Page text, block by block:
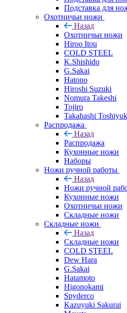
Подставка для
Охотничьи ножи
Назад
Охотничьи ножи
Hiroo Itou
COLD STEEL
K.Shishido
G.Sakai
Hatono
Hiroshi Suzuki
Nomura Takeshi
Tojiro
Takahashi
Распродажа
Назад
Распродажа
Кухонные ножи
Наборы
Ножи ручной работы
Назад
Ножи ручной
Кухонные ножи
Охотничьи ножи
Складные ножи
Складные ножи
Назад
Складные ножи
COLD STEEL
Dew Hara
G.Sakai
Hatamoto
Higonokami
Spyderco
Kazuyuki Sakurai